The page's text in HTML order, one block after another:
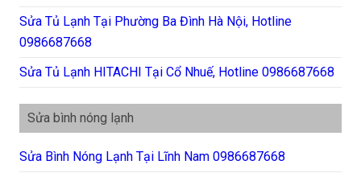
Sửa Tủ Lạnh Tại Phường Ba Đình Hà Nội, Hotline
0986687668
Sửa Tủ Lạnh HITACHI Tại Cổ Nhuế, Hotline 0986687668
Sửa bình nóng lạnh
Sửa Bình Nóng Lạnh Tại Lĩnh Nam 0986687668